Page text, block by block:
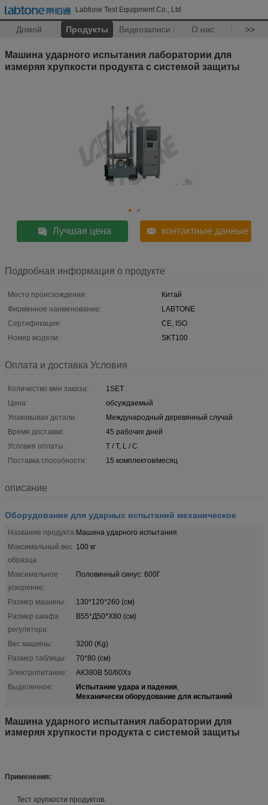
Labtone Test Equipment Co., Ltd
Домой Продукты Видеозаписи О нас >>
Машина ударного испытания лаборатории для
измеряя хрупкости продукта с системой защиты
Лучшая цена контактные данные
Подробная информация о продукте
Место происхождения:
Китай
Фирменное наименование:
LABTONE
Сертификация:
CE, ISO
Номер модели:
SKT100
Оплата и доставка Условия
Количество мин заказа:
1SET
Цена:
обсуждаемый
Упаковывая детали:
Международный деревянный случай
Время доставки:
45 рабочих дней
Условия оплаты:
T / T, L / C
Поставка способности:
15 комплектов/месяц
описание
Оборудование для ударных испытаний механическое
Название продукта:Машина ударного испытания
Максимальный вес
образца:
100 кг
Максимальное
ускорение:
Половинный синус: 600Г
Размер машины:
130*120*260 (см)
Размер шкафа
регулятора:
В55*Д50*Х80 (см)
Вес машины:
3200 (Kg)
Размер таблицы:
70*80 (см)
Электропитание:
АК380В 50/60Хз
Выделенное:
Испытание удара и падения,
Механически оборудование для испытаний
Машина ударного испытания лаборатории для
измеряя хрупкости продукта с системой защиты
Применения:
Тест хрупкости продуктов.